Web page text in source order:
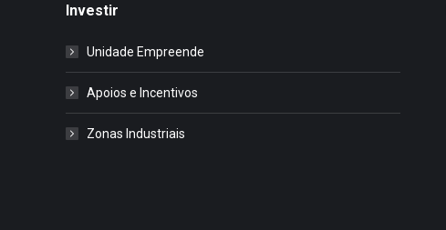
Investir
Unidade Empreende
Apoios e Incentivos
Zonas Industriais